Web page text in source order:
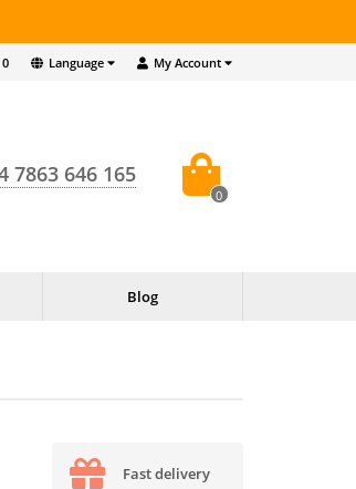
My Account
Language
0
7863 646 165
0
Blog
Fast delivery